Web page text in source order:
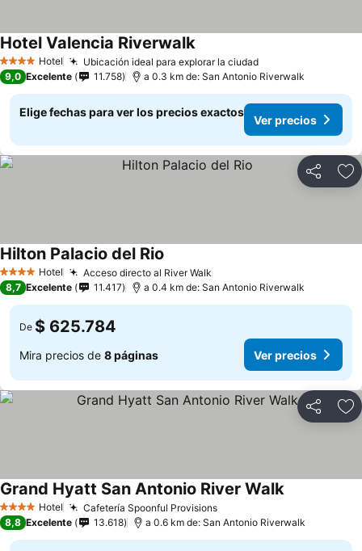
4 EstrellasHotel Ubicación ideal para explorar la ciudad
Hotel Valencia Riverwalk
9,0 Excelente 11.758 a 0.3 km de: San Antonio Riverwalk
Elige fechas para ver los precios exactos
Ver precios
Compartir
4 EstrellasHotel Acceso directo al River Walk
Hilton Palacio del Rio
8,7 Excelente 11.417 a 0.4 km de: San Antonio Riverwalk
De $ 625.784
Mira precios de 8 páginas Ver precios
Compartir
4 EstrellasHotel Cafetería Spoonful Provisions
Grand Hyatt San Antonio River Walk
8,8 Excelente 13.618 a 0.6 km de: San Antonio Riverwalk